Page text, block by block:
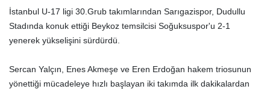
İstanbul U-17 ligi 30.Grub takımlarından Sarıgazispor, Dudullu
Stadında konuk ettiği Beykoz temsilcisi Soğuksuspor'u 2-1
yenerek yükselişini sürdürdü.
Sercan Yalçın, Enes Akmeşe ve Eren Erdoğan hakem triosunun
yönettiği mücadeleye hızlı başlayan iki takımda ilk dakikalardan